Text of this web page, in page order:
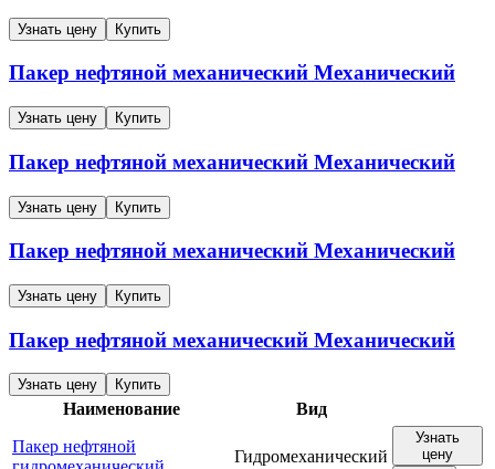
Узнать цену Купить
Пакер нефтяной механический Механический
Узнать цену Купить
Пакер нефтяной механический Механический
Узнать цену Купить
Пакер нефтяной механический Механический
Узнать цену Купить
Пакер нефтяной механический Механический
Узнать цену Купить
Наименование
Вид
Пакер нефтяной
Гидромеханический
Узнать
цену